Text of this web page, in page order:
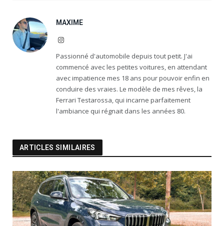
MAXIME
Instagram
Passionné d'automobile depuis tout petit. J'ai
commencé avec les petites voitures, en attendant
avec impatience mes 18 ans pour pouvoir enfin en
conduire des vraies. Le modèle de mes rêves, la
Ferrari Testarossa, qui incarne parfaitement
l'ambiance qui régnait dans les années 80.
ARTICLES SIMILAIRES